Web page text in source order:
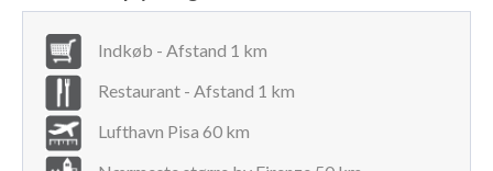
Spisestue med hyggeligt, stort ildsted og et veludstyret
køkken med to store køleskabe, fryser, opvaskemaskine, stort
komfur, Nespresso-maskine, elkedel, mikroovn, brødrister,
blender og juicer. I forbindelse med spisestuen er der også
adgang til et badeværelse med bruser, som er praktisk, fordi
det er nemt at komme til, når man har været i poolen.
Indkøb - Afstand 1 km
Restaurant - Afstand 1 km
Lufthavn Pisa 60 km